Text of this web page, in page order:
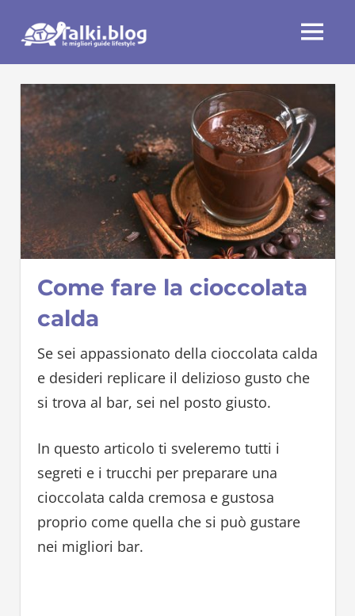
MENU
Come fare la cioccolata
calda
Se sei appassionato della cioccolata calda
e desideri replicare il delizioso gusto che
si trova al bar, sei nel posto giusto.
In questo articolo ti sveleremo tutti i
segreti e i trucchi per preparare una
cioccolata calda cremosa e gustosa
proprio come quella che si può gustare
nei migliori bar.